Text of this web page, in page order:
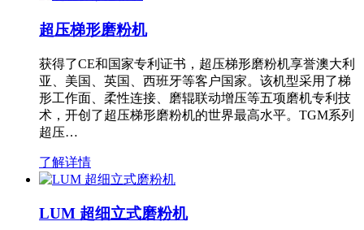
超压梯形磨粉机
获得了CE和国家专利证书，超压梯形磨粉机享誉澳大利
亚、美国、英国、西班牙等客户国家。该机型采用了梯
形工作面、柔性连接、磨辊联动增压等五项磨机专利技
术，开创了超压梯形磨粉机的世界最高水平。TGM系列
超压…
了解详情
LUM 超细立式磨粉机